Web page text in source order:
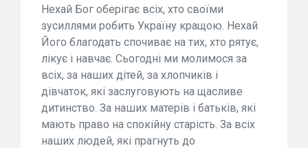
Нехай Бог оберігає всіх, хто своїми
зусиллями робить Україну кращою. Нехай
Його благодать спочиває на тих, хто рятує,
лікує і навчає. Сьогодні ми молимося за
всіх, за наших дітей, за хлопчиків і
дівчаток, які заслуговують на щасливе
дитинство. За наших матерів і батьків, які
мають право на спокійну старість. За всіх
наших людей, які прагнуть до